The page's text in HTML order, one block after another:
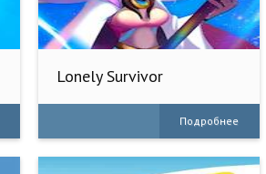
Lonely Survivor
Подробнее